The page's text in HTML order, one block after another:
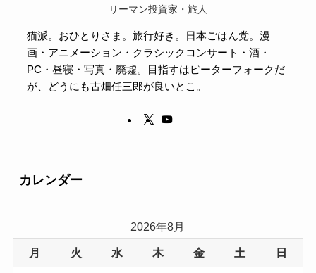
リーマン投資家・旅人
猫派。おひとりさま。旅行好き。日本ごはん党。漫
画・アニメーション・クラシックコンサート・酒・
PC・昼寝・写真・廃墟。目指すはピーターフォークだ
が、どうにも古畑任三郎が良いとこ。
カレンダー
2026年8月
月 火 水 木 金 土 日